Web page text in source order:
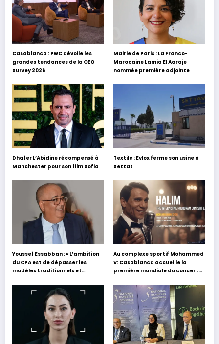
Casablanca : PwC dévoile les
grandes tendances de la CEO
Survey 2026
Mairie de Paris : La Franco-
Marocaine Lamia El Aaraje
nommée première adjointe
Dhafer L’Abidine récompensé à
Manchester pour son film Sofia
Textile : Evlox ferme son usine à
Settat
Youssef Essabban : « L’ambition
du CPA est de dépasser les
modèles traditionnels et
s’appuyant sur le partage des
expériences »
Au complexe sportif Mohammed
V: Casablanca accueille la
première mondiale du concert
Hafez